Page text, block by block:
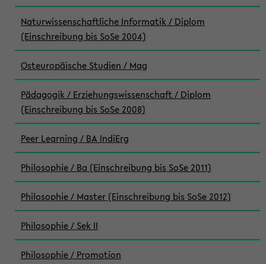
Naturwissenschaftliche Informatik / Diplom
(Einschreibung bis SoSe 2004)
Osteuropäische Studien / Mag
Pädagogik / Erziehungswissenschaft / Diplom
(Einschreibung bis SoSe 2008)
Peer Learning / BA IndiErg
Philosophie / Ba (Einschreibung bis SoSe 2011)
Philosophie / Master (Einschreibung bis SoSe 2012)
Philosophie / Sek II
Philosophie / Promotion